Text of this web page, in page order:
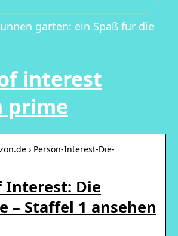
garten: ein Spaß für die
interest
prime
› Person-Interest-Die-
Interest: Die
– Staffel 1 ansehen